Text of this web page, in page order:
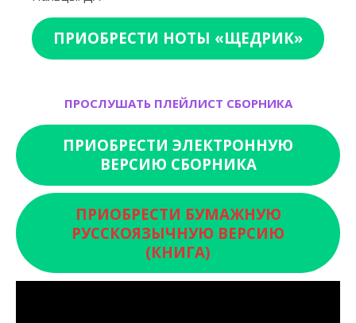
ПРИОБРЕСТИ НОТЫ «ЩЕДРИК»
ПРОСЛУШАТЬ ПЛЕЙЛИСТ СБОРНИКА
ПРИОБРЕСТИ ЭЛЕКТРОННУЮ
ВЕРСИЮ СБОРНИКА
ПРИОБРЕСТИ БУМАЖНУЮ
РУССКОЯЗЫЧНУЮ ВЕРСИЮ
(КНИГА)